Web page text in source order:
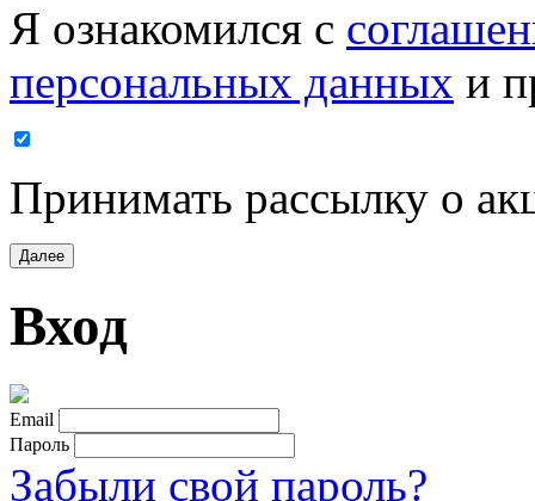
Я ознакомился с
персональных данных и
Принимать рассылку о
Далее
Вход
Email
Пароль
Забыли свой пароль?